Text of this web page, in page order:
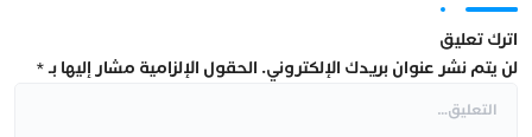
اترك تعليق
لن يتم نشر عنوان بريدك الإلكتروني. الحقول الإلزامية مشار إليها بـ*